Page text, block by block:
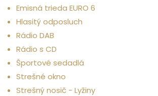
Emisná trieda EURO 6
Hlasitý odposluch
Rádio DAB
Rádio s CD
Športové sedadlá
Strešné okno
Strešný nosič - Lyžiny